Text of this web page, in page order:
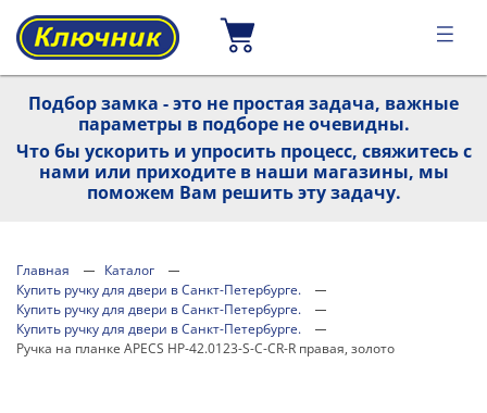
Подбор замка - это не простая задача, важные
параметры в подборе не очевидны.
Что бы ускорить и упросить процесс, свяжитесь с
нами или приходите в наши магазины, мы
поможем Вам решить эту задачу.
Главная
Каталог
Купить ручку для двери в Санкт-Петербурге.
Купить ручку для двери в Санкт-Петербурге.
Купить ручку для двери в Санкт-Петербурге.
Ручка на планке APECS HP-42.0123-S-C-CR-R правая, золото